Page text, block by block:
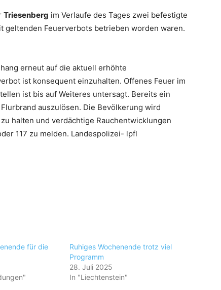
Triesenberg im Verlaufe des Tages zwei befestigte
geltenden Feuerverbots betrieben worden waren.
erneut auf die aktuell erhöhte
ist konsequent einzuhalten. Offenes Feuer im
ist bis auf Weiteres untersagt. Bereits ein
auszulösen. Die Bevölkerung wird
halten und verdächtige Rauchentwicklungen
117 zu melden. Landespolizei- lpfl
für die
Ruhiges Wochenende trotz viel
Programm
28. Juli 2025
In "Liechtenstein"